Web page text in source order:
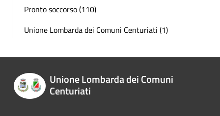
Pronto soccorso (110)
Unione Lombarda dei Comuni Centuriati (1)
Unione Lombarda dei Comuni
Centuriati